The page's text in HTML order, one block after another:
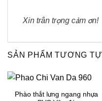
Xin trân trọng cảm ơn!
SẢN PHẨM TƯƠNG TỰ
Phào thắt lưng ngang nhựa